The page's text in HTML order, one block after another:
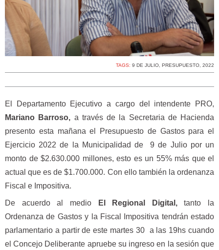
TAGS: 9 DE JULIO, PRESUPUESTO, 2022
El Departamento Ejecutivo a cargo del intendente PRO,
Mariano Barroso, a través de la Secretaria de Hacienda
presento esta mañana el Presupuesto de Gastos para el
Ejercicio 2022 de la Municipalidad de 9 de Julio por un
monto de $2.630.000 millones, esto es un 55% más que el
actual que es de $1.700.000. Con ello también la ordenanza
Fiscal e Impositiva.
De acuerdo al medio El Regional Digital,tanto la
Ordenanza de Gastos y la Fiscal Impositiva tendrán estado
parlamentario a partir de este martes 30 a las 19hs cuando
el Concejo Deliberante apruebe su ingreso en la sesión que